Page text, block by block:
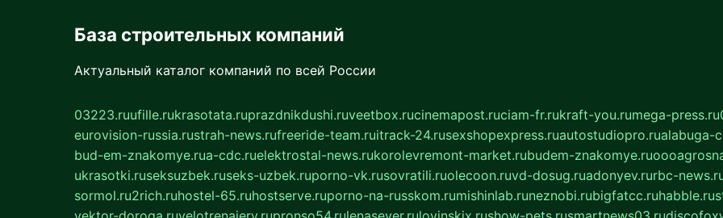
База строительных компаний
Актуальный каталог компаний по всей России
03223.ruufille.rukrasotata.ruprazdnikdushi.ruveetbox.rucinemapost.ruciam-fr.rukraft-you.rumega-press.ru
eurovision-russia.rustrah-news.rufreeride-team.ruitrack-24.rusexshopexpress.ruautostudiopro.rualabuga-
bud-em-znakomye.rua-cdc.ruelektrostal-news.rukorolevremont-market.rubudem-znakomye.ru
ukrasotki.ruseksuzbek.ruseks-uzbek.ruporno-vk.rusovratili.ruolecoon.ruvd-dosug.ruadonyev.rurbc-
sormol.ru2rich.ruhostel-65.ruhostserve.ruporno-na-russkom.rumishinlab.runeznobi.rubigfatcc.ruhabble.ru